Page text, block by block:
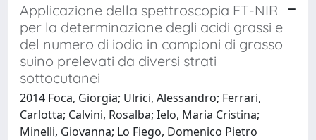
Applicazione della spettroscopia FT-NIR
per la determinazione degli acidi grassi e
del numero di iodio in campioni di grasso
suino prelevati da diversi strati
sottocutanei
2014 Foca, Giorgia; Ulrici, Alessandro; Ferrari,
Carlotta; Calvini, Rosalba; Ielo, Maria Cristina;
Minelli, Giovanna; Lo Fiego, Domenico Pietro